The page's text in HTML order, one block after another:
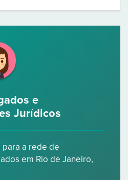
e
Jurídicos
para a rede de
em Rio de Janeiro,